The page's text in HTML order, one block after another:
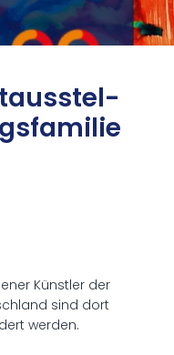
Künstler der
sind dort
werden.